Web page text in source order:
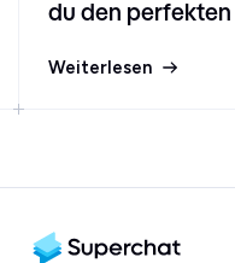
du den
Weiterlesen